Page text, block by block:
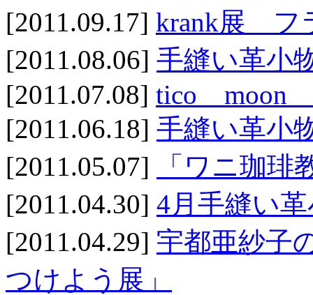
[2011.09.17] krank展 フ
[2011.08.06] 手縫い革小
[2011.07.08] tico moon
[2011.06.18] 手縫い革小
[2011.05.07]
「ワニ珈
[2011.04.30] 4月手縫い
[2011.04.29] 宇都亜紗子
つけよう展」